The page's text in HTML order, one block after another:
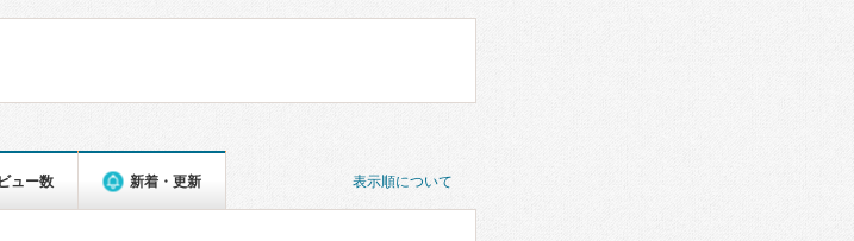
表示順について
ュー数 新着・更新